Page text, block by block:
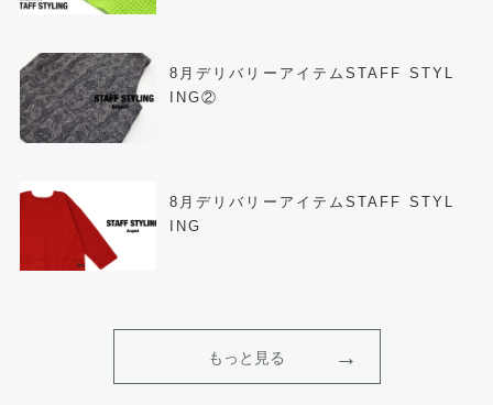
8月デリバリーアイテムSTAFF STYL
ING②
8月デリバリーアイテムSTAFF STYL
ING
もっと見る